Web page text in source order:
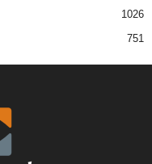
1026
751